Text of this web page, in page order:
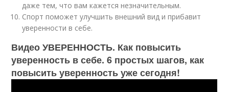
даже тем, что вам кажется незначительным.
Спорт поможет улучшить внешний вид и прибавит
уверенности в себе.
Видео УВЕРЕННОСТЬ. Как повысить
уверенность в себе. 6 простых шагов, как
повысить уверенность уже сегодня!